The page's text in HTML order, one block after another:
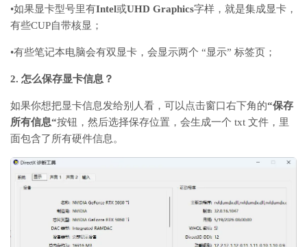
•如果显卡型号里有Intel或UHD Graphics字样，就是集成显卡，
有些CUP自带核显；
•有些笔记本电脑会有双显卡，会显示两个 “显示” 标签页；
2. 怎么保存显卡信息？
如果你想把显卡信息发给别人看，可以点击窗口右下角的“保存
所有信息“按钮，然后选择保存位置，会生成一个 txt 文件，里
面包含了所有硬件信息。